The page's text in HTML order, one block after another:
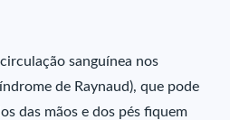
sanguínea nos
de Raynaud), que pode
das mãos e dos pés fiquem